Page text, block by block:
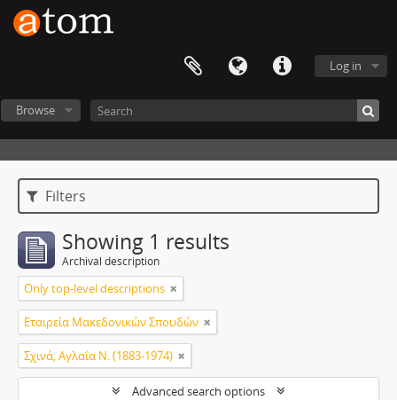
Log in
Browse
Filters
Showing 1 results
Archival description
Only top-level descriptions
Εταιρεία Μακεδονικών Σπουδών
Σχινά, Αγλαΐα Ν. (1883-1974)
Advanced search options